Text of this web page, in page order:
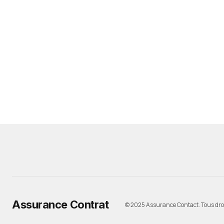
Assurance Contrat © 2025 Assurance Contact. Tous